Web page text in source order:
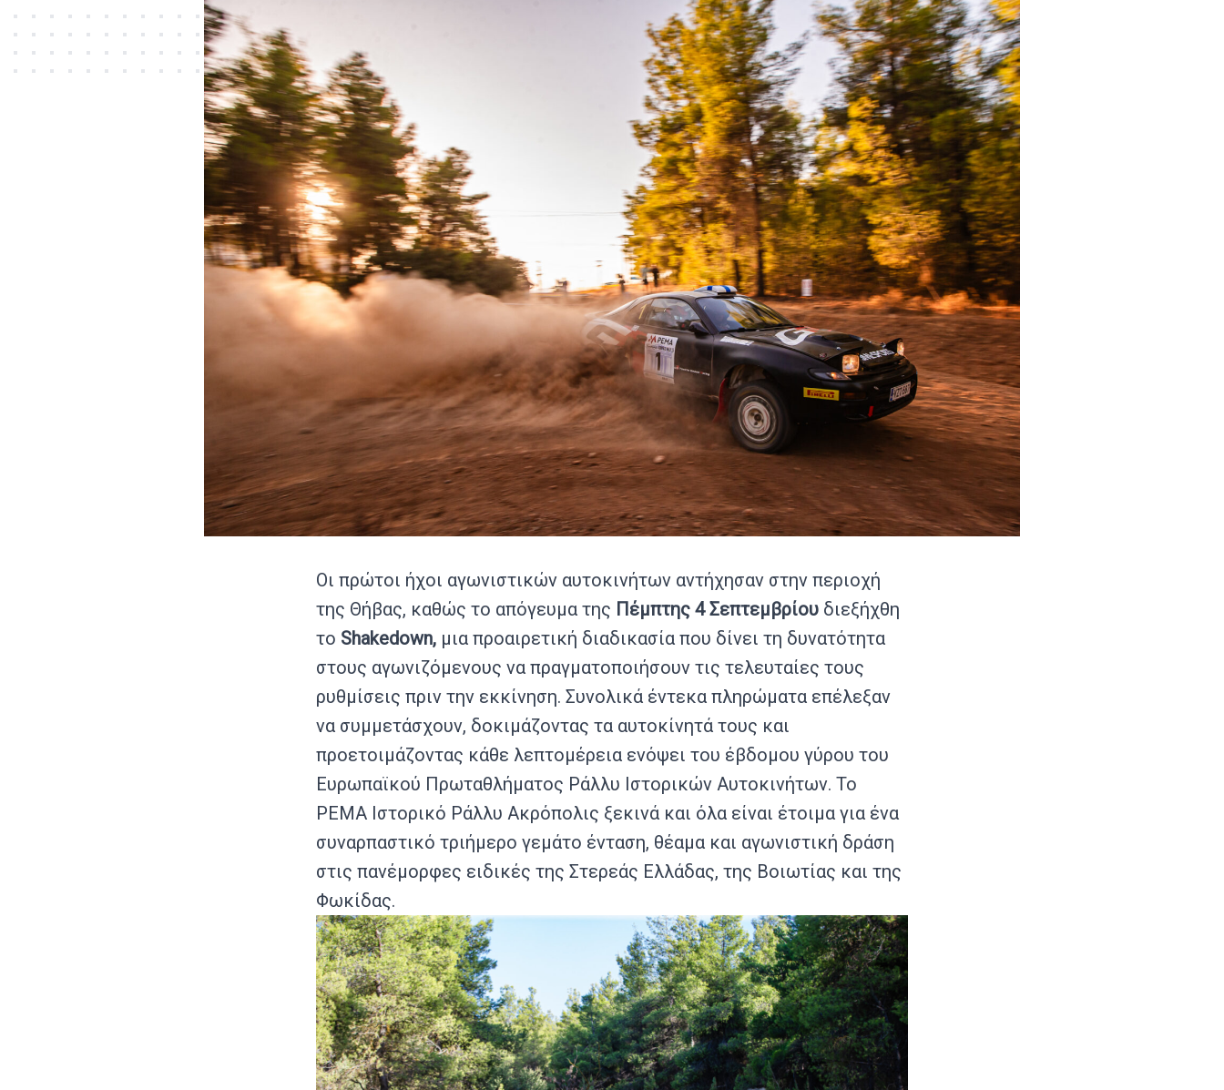
Οι πρώτοι ήχοι αγωνιστικών αυτοκινήτων αντήχησαν στην περιοχή
της Θήβας, καθώς το απόγευμα της Πέμπτης 4 Σεπτεμβρίου διεξήχθη
το Shakedown, μια προαιρετική διαδικασία που δίνει τη δυνατότητα
στους αγωνιζόμενους να πραγματοποιήσουν τις τελευταίες τους
ρυθμίσεις πριν την εκκίνηση. Συνολικά έντεκα πληρώματα επέλεξαν
να συμμετάσχουν, δοκιμάζοντας τα αυτοκίνητά τους και
προετοιμάζοντας κάθε λεπτομέρεια ενόψει του έβδομου γύρου του
Ευρωπαϊκού Πρωταθλήματος Ράλλυ Ιστορικών Αυτοκινήτων. Το
PEMA Ιστορικό Ράλλυ Ακρόπολις ξεκινά και όλα είναι έτοιμα για ένα
συναρπαστικό τριήμερο γεμάτο ένταση, θέαμα και αγωνιστική δράση
στις πανέμορφες ειδικές της Στερεάς Ελλάδας, της Βοιωτίας και της
Φωκίδας.